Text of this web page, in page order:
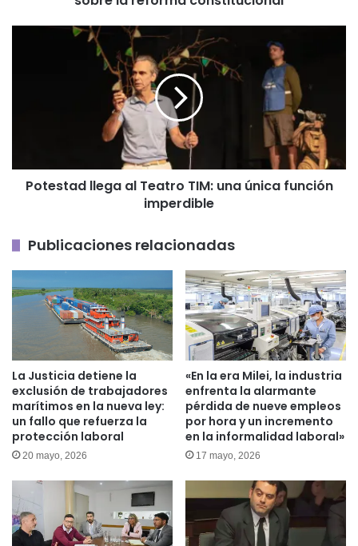
imperdible
Potestad llega al Teatro TIM: una única función
imperdible
Publicaciones relacionadas
La Justicia detiene la
exclusión de trabajadores
marítimos en la nueva ley:
un fallo que refuerza la
protección laboral
20 mayo, 2026
«En la era Milei, la industria
enfrenta la alarmante
pérdida de nueve empleos
por hora y un incremento
en la informalidad laboral»
17 mayo, 2026